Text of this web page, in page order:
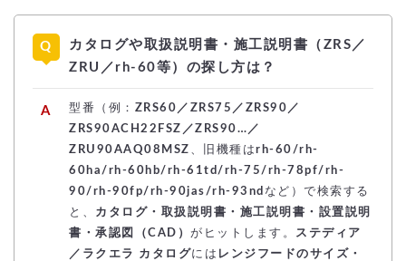
カタログや取扱説明書・施工説明書（ZRS／
ZRU／rh-60等）の探し方は？
型番（例： ZRS60／ZRS75／ZRS90／
ZRS90ACH22FSZ／ZRS90…／
ZRU90AAQ08MSZ 、旧機種はrh-60/rh-
60ha/rh-60hb/rh-61td/rh-75/rh-78pf/rh-
90/rh-90fp/rh-90jas/rh-93nd など）で検索する
と、 カタログ・取扱説明書・施工説明書・設置説明
書・承認図（CAD） がヒットします。 ステディア
／ラクエラ カタログには レンジフードのサイズ・